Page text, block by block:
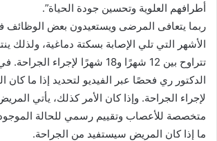
أطرافهم العلوية وتحسين جودة الحياة”.
ربما يتعافى المرضى ويستعيدون بعض الوظائف
الأشهر التي تلي الإصابة بسكتة دماغية، ولذلك
تتراوح بين 12 شهرًا و18 شهرًا لإجراء
الدكتور ري فحصًا عبر الفيديو لتحديد إذا ما
لإجراء الجراحة. وإذا كان الأمر كذلك، يأتي
متخصصة للأعصاب وتقييم رسمي للحالة
ما إذا كان المريض سيستفيد من الجراحة.